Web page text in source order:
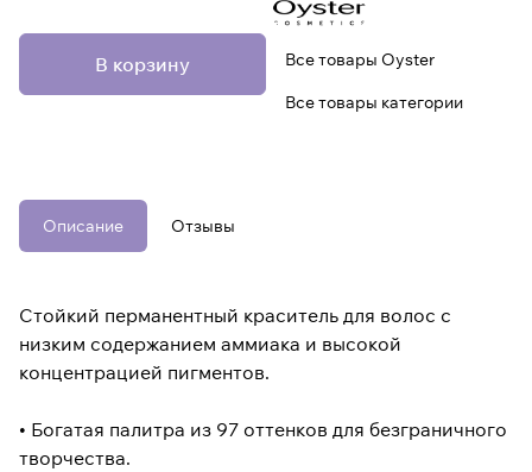
В корзину
Все товары Oyster
Все товары категории
Описание Отзывы
Стойкий перманентный краситель для волос с
низким содержанием аммиака и высокой
концентрацией пигментов.
• Богатая палитра из 97 оттенков для безграничного
творчества.